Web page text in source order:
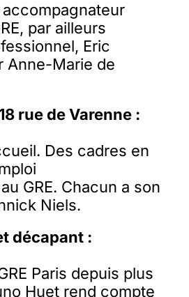
accompagnateur
par ailleurs
Eric
Anne-Marie de
rue de Varenne :
Des cadres en
GRE. Chacun a son
Niels.
décapant :
Paris depuis plus
Huet rend compte